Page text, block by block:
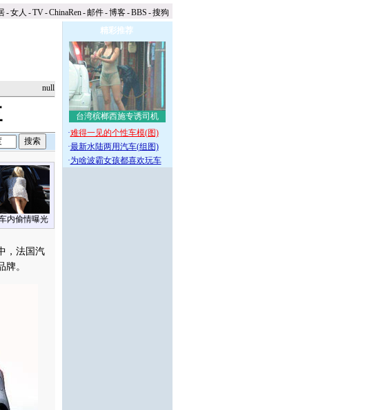
-女人 -TV-ChinaRen-邮件-博客-BBS -搜狗
null
内偷情曝光
，法国汽
。
精彩推荐
台湾槟榔西施专诱司机
·难得一见的个性车模(图)
·最新水陆两用汽车(组图)
·为啥波霸女孩都喜欢玩车